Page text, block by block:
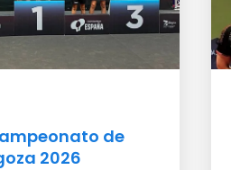
de
2026